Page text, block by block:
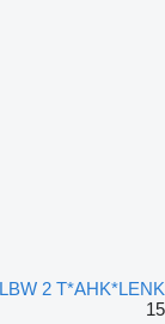
2 T*AHK*LENK
15